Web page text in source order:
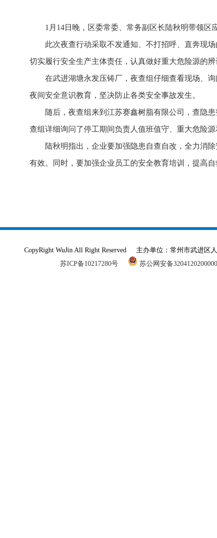
1月14日晚，区委常委、常务副区长陆秋明带领
此次夜查行动采取不发通知、不打招呼、直奔现
切实履行安全生产主体责任，认真做好重大危险源的
在武进湖塘永发压铸厂，夜查组仔细查看现场、
夜间安全意识教育，坚决防止各类安全事故发生。
随后，夜查组来到江苏赛鑫树脂有限公司，查隐
查组详细询问了停工期间负责人值班值守、重大危险
陆秋明指出，企业要加强隐患自查自改，全力消
有效。同时，要加强企业员工的安全教育培训，提高
CopyRight WuJin All Right Reserved 主办单位：常州市武进
苏ICP备10217280号
苏公网安备